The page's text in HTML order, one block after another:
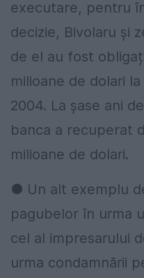
executare, pentru
decizie, Bivolaru și
de el au fost
milioane de dolari
2004. La șase ani
banca a recuperat
milioane de dolari.
● Un alt exemplu
pagubelor în urma
cel al impresarului
urma condamnării